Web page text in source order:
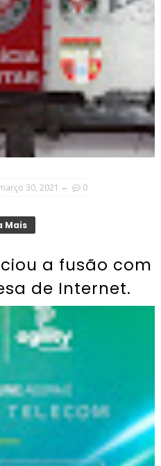
30, 2021 0
Mais
a fusão com
de Internet.